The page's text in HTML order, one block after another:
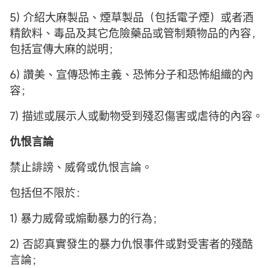
5) 介紹大麻製品、煙草製品（包括電子煙）或者酒
精飲料、毒品及其它危險藥品或管制類物品的內容，
包括宣傳大麻的説明；
6) 讚美、宣傳恐怖主義、恐怖分子和恐怖組織的內
容；
7) 描述或展示人或動物受到殘忍傷害或虐待的內容。
仇恨言論
禁止誹謗、威脅或仇恨言論。
包括但不限於：
1) 暴力威脅或煽動暴力的行為；
2) 否認真實發生的暴力仇恨事件或對受害者的殘酷
言論；